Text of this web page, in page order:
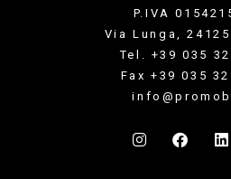
P.IVA
Via Lunga,
Tel. +39 035
Fax +39 035